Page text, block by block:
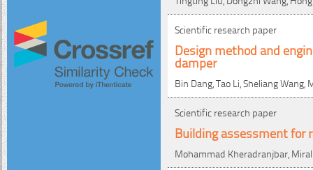
Scientific research paper
Design method and
damper
Bin Dang, Tao Li, Sheliang Wang,
Scientific research paper
Building assessment for
Mohammad Kheradranjbar,